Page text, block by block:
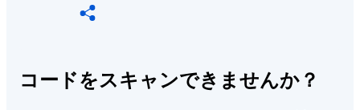
コードをスキャンできませんか？